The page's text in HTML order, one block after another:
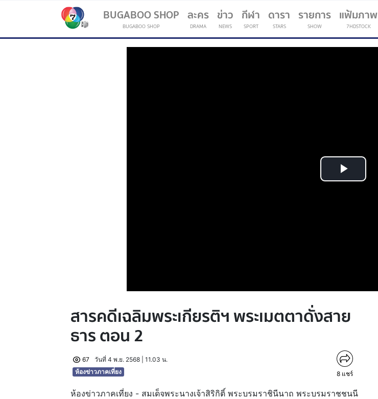
BUGABOO SHOP
BUGABOO SHOP
ละคร
DRAMA
ข่าว
NEWS
กีฬา
SPORT
(current)
ดารา
STARS
รายการ
SHOW
แฟ้มภาพ
7HDSTOCK
Play
สารคดีเฉลิมพระเกียรติฯ พระเมตตาดั่งสาย
ธาร ตอน 2
67
วันที่ 4 พ.ย. 2568 | 11.03 น.
ห้องข่าวภาคเที่ยง
8 แชร์
ห้องข่าวภาคเที่ยง - สมเด็จพระนางเจ้าสิริกิติ์ พระบรมราชินีนาถ พระบรมราชชนนี